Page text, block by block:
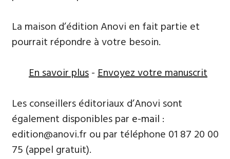
La maison d’édition Anovi en fait partie et
pourrait répondre à votre besoin.
En savoir plus-Envoyez votre manuscrit
Les conseillers éditoriaux d’Anovi sont
également disponibles par e-mail :
edition@anovi.fr ou par téléphone ​​0​1 87 20 00
75 (appel gratuit).